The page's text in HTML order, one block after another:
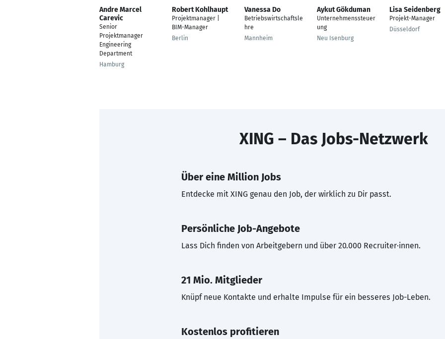
Andre Marcel
Carevic
Senior
Projektmanager
Engineering
Department
Hamburg
Robert Kohlhaupt
Projektmanager |
BIM-Manager
Berlin
Vanessa Do
Betriebswirtschaftsle
hre
Mannheim
Aykut Gökduman
Unternehmenssteuer
ung
Neu Isenburg
Lisa Seidenberg
Projekt-Manager
Düsseldorf
XING – Das Jobs-Netzwerk
Über eine Million Jobs
Entdecke mit XING genau den Job, der wirklich zu Dir passt.
Persönliche Job-Angebote
Lass Dich finden von Arbeitgebern und über 20.000 Recruiter·innen.
21 Mio. Mitglieder
Knüpf neue Kontakte und erhalte Impulse für ein besseres Job-Leben.
Kostenlos profitieren